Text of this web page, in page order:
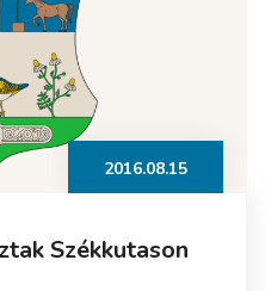
2016.08.15
Székkutason